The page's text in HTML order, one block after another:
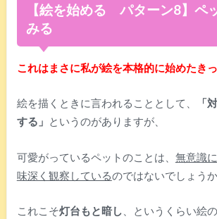
【絵を始める パターン8】ペ
みる
これはまさに私が絵を本格的に始めたきっ
絵を描くときに言われることとして、
「
する」 というのがありますが、
可愛がっているペットのことは、 無意識
味深く観察しているのではないでしょう
これこそ灯台もと暗し 、というくらい絵